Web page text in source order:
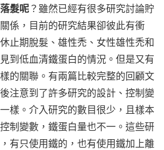
髮呢？雖然已經有很多研究討論貯
係，目前的研究結果卻彼此有衝
止期脫髮、雄性禿、女性雄性禿和
到低血清鐵蛋白的情況。但是又有
的關聯。有兩篇比較完整的回顧文
注意到了許多研究的設計、控制變
樣。介入研究的數目很少，且樣本
制變數，鐵蛋白量也不一。這些研
有只使用鐵的，也有使用鐵加上離